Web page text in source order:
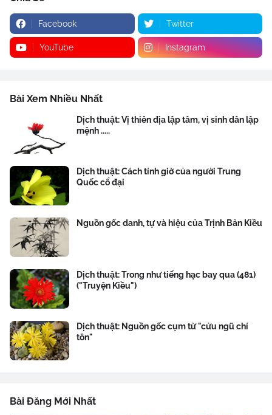
Facebook Twitter
YouTube Instagram
Bài Xem Nhiều Nhất
Dịch thuật: Vị thiên địa lập tâm, vị sinh dân lập
mệnh .....
Dịch thuật: Cách tính giờ của người Trung
Quốc cổ đại
Nguồn gốc danh, tự và hiệu của Trịnh Bản Kiều
Dịch thuật: Trong như tiếng hạc bay qua (481)
("Truyện Kiều")
Dịch thuật: Nguồn gốc cụm từ "cửu ngũ chí
tôn"
Bài Đăng Mới Nhất